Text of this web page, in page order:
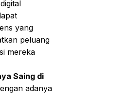
yang
peluang
mereka
Saing di
adanya